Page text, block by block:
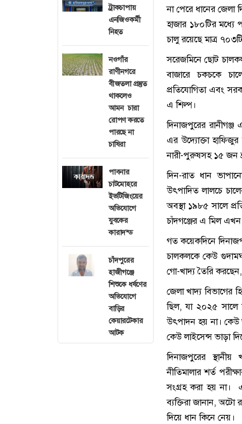
ট্রাকচাপায়
এনজিওকর্মী
নিহত
নওগাঁর
রাণীনগরে
বীজতলা প্রস্তুত
থাকলেও
আমন চারা
রোপণ করতে
পারছে না
চাষিরা
পাবনার
চাটমোহরে
ইভটিজিংয়ের
অভিযোগে
যুবকের
কারাদন্ড
চাঁদপুরের
হাজীগঞ্জে
শিশুকে ধর্ষণের
অভিযোগে
বাড়ির
কেয়ারটেকার
আটক
না পেরে ধানের
হাজার ১৮০টির মধ্যে
চালু রয়েছে মাত্র
সরেজমিনে ছোট
বাজারে চকচকে
প্রতিযোগিতা এবং
এ শিল্প।
দিনাজপুরের রানীগঞ্জ
এর উদ্যোক্তা
নারী-পুরুষসহ ১৫ জন
দিন-রাত ধান
উৎপাদিত লালচে
অবস্থা ১৯৮৫ সালে
চাঁদগঞ্জের এ মিল এখন
গত কয়েকদিনে
চালকলকে কেউ
গো-খাদ্য তৈরি
জেলা খাদ্য বিভাগের
ছিল, যা ২০২৫
উৎপাদন হয় না। কেউ
কেউ লাইসেন্স ভাড়া
দিনাজপুরের
নীতিমালার শর্ত
সংগ্রহ করা হয় না।
ব্যক্তিরা জানান,
দিয়ে ধান কিনে নেয়।